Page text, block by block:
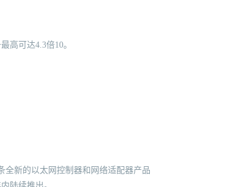
高可达4.3倍10。
全新的以太网控制器和网络适配器产品